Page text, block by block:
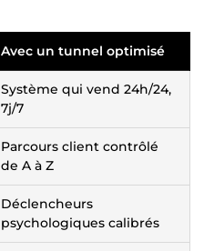
Avec un tunnel optimisé
Système qui vend 24h/24,
7j/7
Parcours client contrôlé
de A à Z
Déclencheurs
psychologiques calibrés